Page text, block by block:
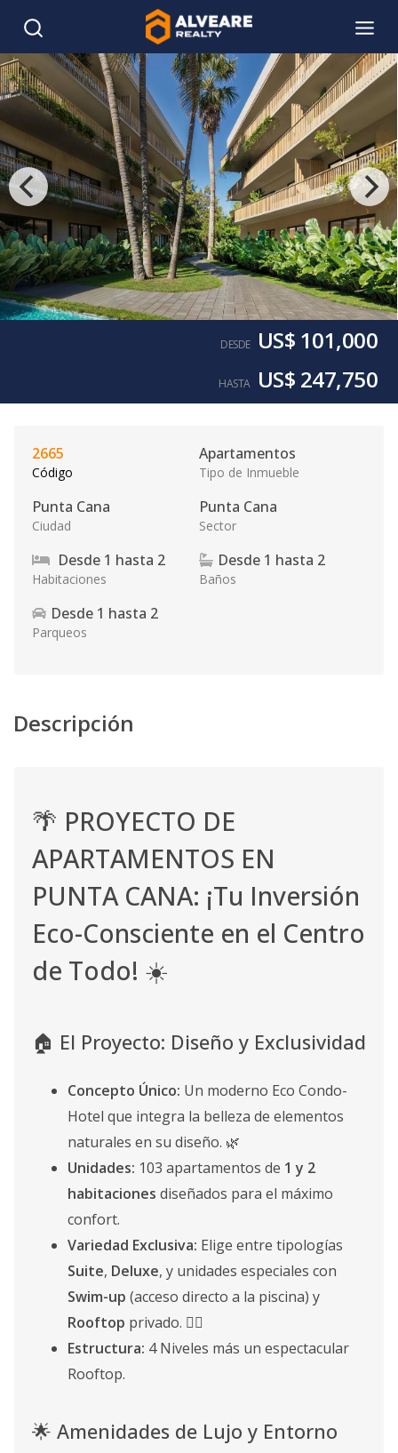
DESDE US$ 101,000
HASTA US$ 247,750
2665
Código
Apartamentos
Tipo de Inmueble
Punta Cana
Ciudad
Punta Cana
Sector
Desde 1 hasta 2
Habitaciones
Desde 1 hasta 2
Baños
Desde 1 hasta 2
Parqueos
Descripción
🌴 PROYECTO DE
APARTAMENTOS EN
PUNTA CANA: ¡Tu Inversión
Eco-Consciente en el Centro
de Todo! ☀️
🏠 El Proyecto: Diseño y Exclusividad
Concepto Único: Un moderno Eco Condo-
Hotel que integra la belleza de elementos
naturales en su diseño. 🌿
Unidades: 103 apartamentos de 1 y 2
habitaciones diseñados para el máximo
confort.
Variedad Exclusiva: Elige entre tipologías
Suite, Deluxe, y unidades especiales con
Swim-up (acceso directo a la piscina) y
Rooftop privado. 🏊‍♀️
Estructura: 4 Niveles más un espectacular
Rooftop.
🌟 Amenidades de Lujo y Entorno